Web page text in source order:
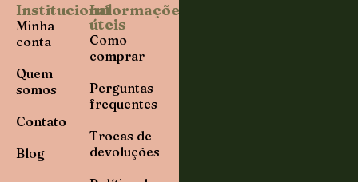
Institucional
Minha
conta
Quem
somos
Contato
Blog
Informações
úteis
Como
comprar
Perguntas
frequentes
Trocas de
devoluções